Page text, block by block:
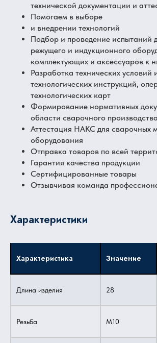
технической документации и
Помогаем в выборе
и внедрении технологий
Подбор и проведение испытаний
режущего и индукционного
комплектующих и аксессуаров к
Разработка технических условий
технологических инструкций,
технологических карт
Формирование нормативных
области сварочного производства
Аттестация НАКС для сварочных
оборудования
Отправка товаров по всей
Гарантия качества продукции
Сертифицированные товары
Отзывчивая команда
Характеристики
Характеристика Значение
Длина изделия 28
Резьба M10